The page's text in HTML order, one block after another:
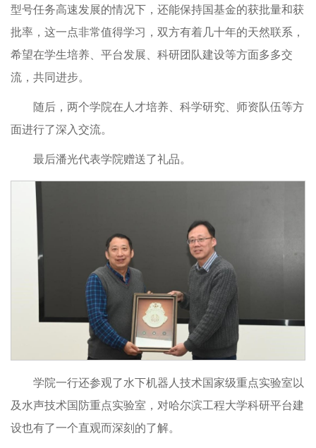
型号任务高速发展的情况下，还能保持国基金的获批量和获
批率，这一点非常值得学习，双方有着几十年的天然联系，
希望在学生培养、平台发展、科研团队建设等方面多多交
流，共同进步。
随后，两个学院在人才培养、科学研究、师资队伍等方
面进行了深入交流。
最后潘光代表学院赠送了礼品。
学院一行还参观了水下机器人技术国家级重点实验室以
及水声技术国防重点实验室，对哈尔滨工程大学科研平台建
设也有了一个直观而深刻的了解。